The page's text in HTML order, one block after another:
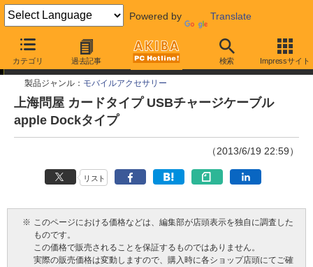
Powered by Translate
カテゴリ 過去記事 検索 Impressサイト
今週見つけた新製品
製品ジャンル： モバイルアクセサリー
上海問屋 カードタイプ USBチャージケーブル
apple Dockタイプ
（2013/6/19 22:59）
リスト
※ このページにおける価格などは、編集部が店頭表示を独自に調査した
ものです。
この価格で販売されることを保証するものではありません。
実際の販売価格は変動しますので、購入時に各ショップ店頭にてご確